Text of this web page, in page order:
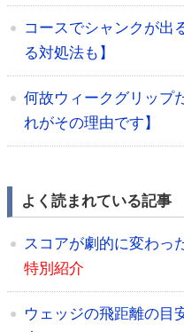
コースでシャンクが出
る対処法も】
何故ウィークグリップ
れがその理由です】
よく読まれている記事
スコアが劇的に変わっ
特別紹介
ウェッジの飛距離の目